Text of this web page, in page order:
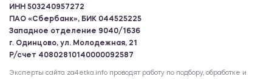
ИНН 503240957272
ПАО «Сбербанк», БИК 044525225
Западное отделение 9040/1636
г. Одинцово, ул. Молодежная, 21
Р/счет 40802810140000092587
Эксперты сайта za4etka.info проводят работу по подбору, обработке и